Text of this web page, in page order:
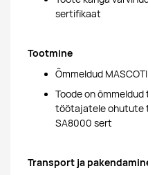
sertifikaat
Tootmine
Õmmeldud
Toode on
töötajatele ohutute
SA8000 sert
Transport ja